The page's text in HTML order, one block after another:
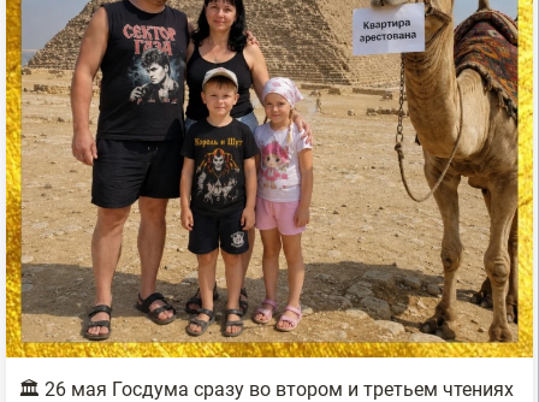
🏛 26 мая Госдума сразу во втором и третьем чтениях